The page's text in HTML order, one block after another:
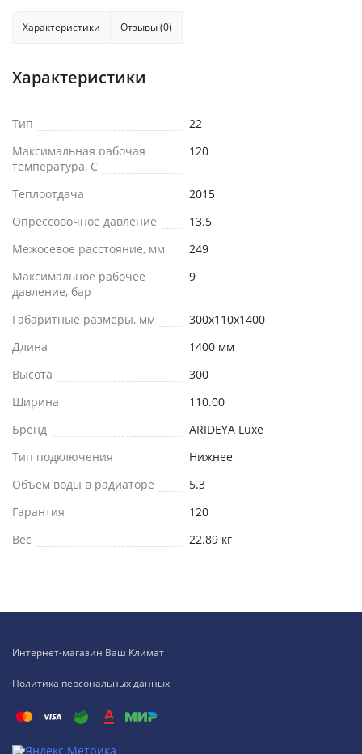
Характеристики Отзывы (0)
Характеристики
Тип
22
Максимальная рабочая
температура, С
120
Теплоотдача
2015
Опрессовочное давление
13.5
Межосевое расстояние, мм
249
Максимальное рабочее
давление, бар
9
Габаритные размеры, мм
300x110x1400
Длина
1400 мм
Высота
300
Ширина
110.00
Бренд
ARIDEYA Luxe
Тип подключения
Нижнее
Объем воды в радиаторе
5.3
Гарантия
120
Вес
22.89 кг
Интернет-магазин Ваш Климат
Политика персональных данных